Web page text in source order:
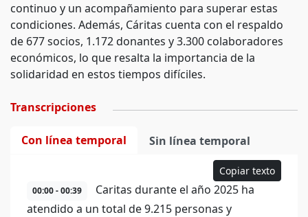
continuo y un acompañamiento para superar estas
condiciones. Además, Cáritas cuenta con el respaldo
de 677 socios, 1.172 donantes y 3.300 colaboradores
económicos, lo que resalta la importancia de la
solidaridad en estos tiempos difíciles.
Transcripciones
Con línea temporal Sin línea temporal
Copiar texto
00:00 - 00:39
Caritas durante el año 2025 ha
atendido a un total de 9.215 personas y